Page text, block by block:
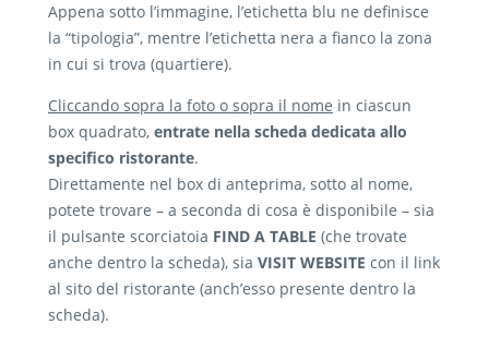
Appena sotto l’immagine, l’etichetta blu ne definisce
la “tipologia”, mentre l’etichetta nera a fianco la zona
in cui si trova (quartiere).
Cliccando sopra la foto o sopra il nome in ciascun
box quadrato, entrate nella scheda dedicata allo
specifico ristorante.
Direttamente nel box di anteprima, sotto al nome,
potete trovare – a seconda di cosa è disponibile – sia
il pulsante scorciatoia FIND A TABLE (che trovate
anche dentro la scheda), sia VISIT WEBSITE con il link
al sito del ristorante (anch’esso presente dentro la
scheda).